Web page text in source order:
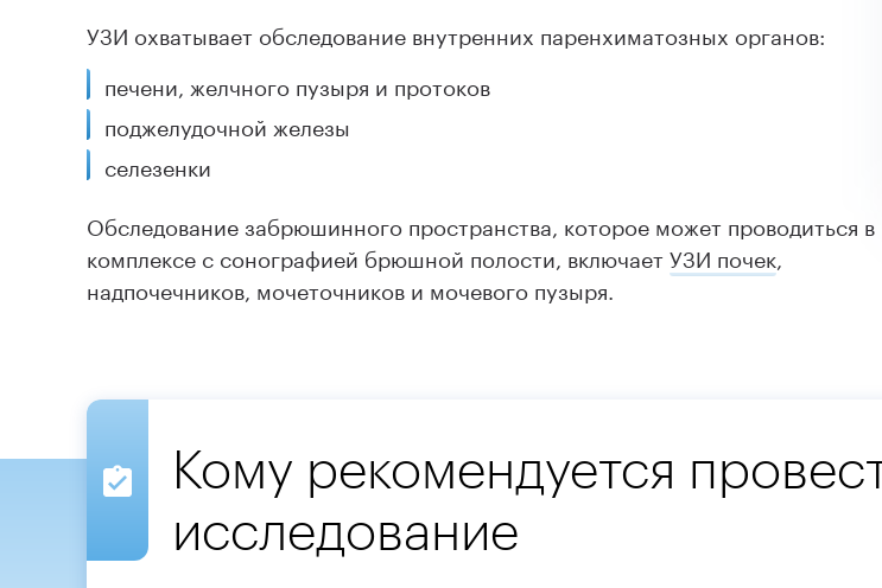
УЗИ охватывает обследование внутренних паренхиматозных органов:
печени, желчного пузыря и протоков
поджелудочной железы
селезенки
Обследование забрюшинного пространства, которое может проводиться в
комплексе с сонографией брюшной полости, включаетУЗИ почек,
надпочечников, мочеточников и мочевого пузыря.
Кому рекомендуется
исследование